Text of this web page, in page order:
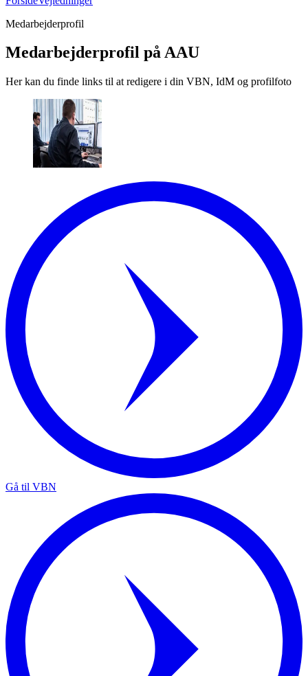
Medarbejderprofil
Medarbejderprofil på AAU
Her kan du finde links til at redigere i din VBN, IdM og profilfoto
Gå til VBN